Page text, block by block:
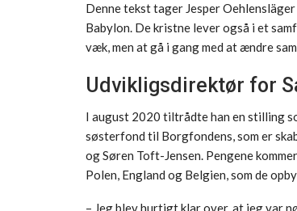
Denne tekst tager Jesper
Babylon. De kristne lever også i et
væk, men at gå i gang med at ændre
Udvikligsdirektør for
I august 2020 tiltrådte han en stilling
søsterfond til Borgfondens, som er
og Søren Toft-Jensen. Pengene
Polen, England og Belgien, som de
– Jeg blev hurtigt klar over, at jeg var